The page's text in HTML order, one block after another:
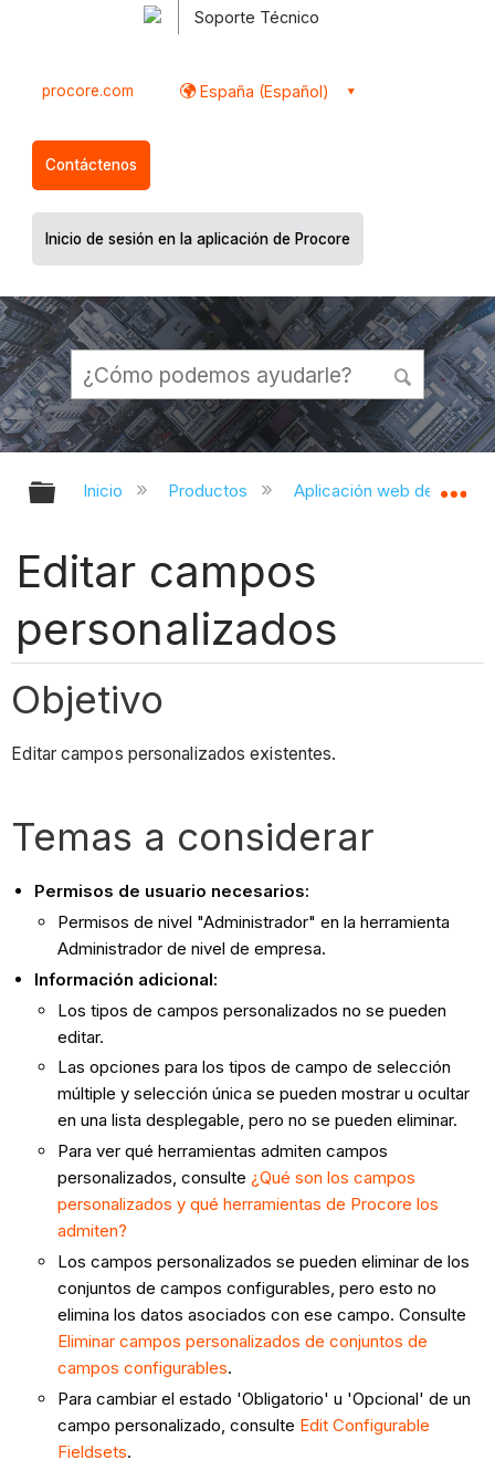
Soporte Técnico
procore.com España (Español)
Contáctenos
Inicio de sesión en la aplicación de Procore
Expandir/contraer jerarquía global
Inicio Productos Aplicación web de
Editar campos
personalizados
Objetivo
Editar campos personalizados existentes.
Temas a considerar
Permisos de usuario necesarios:
Permisos de nivel "Administrador" en la herramienta
Administrador de nivel de empresa.
Información adicional:
Los tipos de campos personalizados no se pueden
editar.
Las opciones para los tipos de campo de selección
múltiple y selección única se pueden mostrar u ocultar
en una lista desplegable, pero no se pueden eliminar.
Para ver qué herramientas admiten campos
personalizados, consulte¿Qué son los campos
personalizados y qué herramientas de Procore los
admiten?
Los campos personalizados se pueden eliminar de los
conjuntos de campos configurables, pero esto no
elimina los datos asociados con ese campo. Consulte
Eliminar campos personalizados de conjuntos de
campos configurables.
Para cambiar el estado 'Obligatorio' u 'Opcional' de un
campo personalizado, consulte Edit Configurable
Fieldsets.